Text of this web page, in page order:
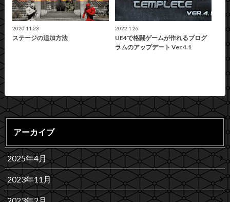
2020.11.23
ステージの追加方法
2022.1.26
UE4で格闘ゲームが作れるプログ
ラムのアップデート Ver.4.1
アーカイブ
2025年4月
2023年11月